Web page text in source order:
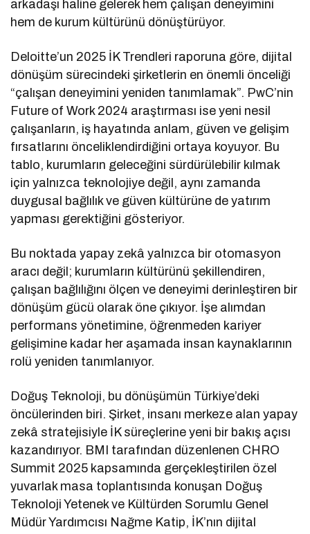
arkadaşı haline gelerek hem çalışan deneyimini
hem de kurum kültürünü dönüştürüyor.
Deloitte’un 2025 İK Trendleri raporuna göre, dijital
dönüşüm sürecindeki şirketlerin en önemli önceliği
“çalışan deneyimini yeniden tanımlamak”. PwC’nin
Future of Work 2024 araştırması ise yeni nesil
çalışanların, iş hayatında anlam, güven ve gelişim
fırsatlarını önceliklendirdiğini ortaya koyuyor. Bu
tablo, kurumların geleceğini sürdürülebilir kılmak
için yalnızca teknolojiye değil, aynı zamanda
duygusal bağlılık ve güven kültürüne de yatırım
yapması gerektiğini gösteriyor.
Bu noktada yapay zekâ yalnızca bir otomasyon
aracı değil; kurumların kültürünü şekillendiren,
çalışan bağlılığını ölçen ve deneyimi derinleştiren bir
dönüşüm gücü olarak öne çıkıyor. İşe alımdan
performans yönetimine, öğrenmeden kariyer
gelişimine kadar her aşamada insan kaynaklarının
rolü yeniden tanımlanıyor.
Doğuş Teknoloji, bu dönüşümün Türkiye’deki
öncülerinden biri. Şirket, insanı merkeze alan yapay
zekâ stratejisiyle İK süreçlerine yeni bir bakış açısı
kazandırıyor. BMI tarafından düzenlenen CHRO
Summit 2025 kapsamında gerçekleştirilen özel
yuvarlak masa toplantısında konuşan Doğuş
Teknoloji Yetenek ve Kültürden Sorumlu Genel
Müdür Yardımcısı Nağme Katip, İK’nın dijital